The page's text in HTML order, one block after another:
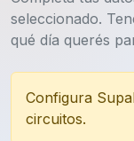
seleccionado.
qué día querés
Configura
circuitos.